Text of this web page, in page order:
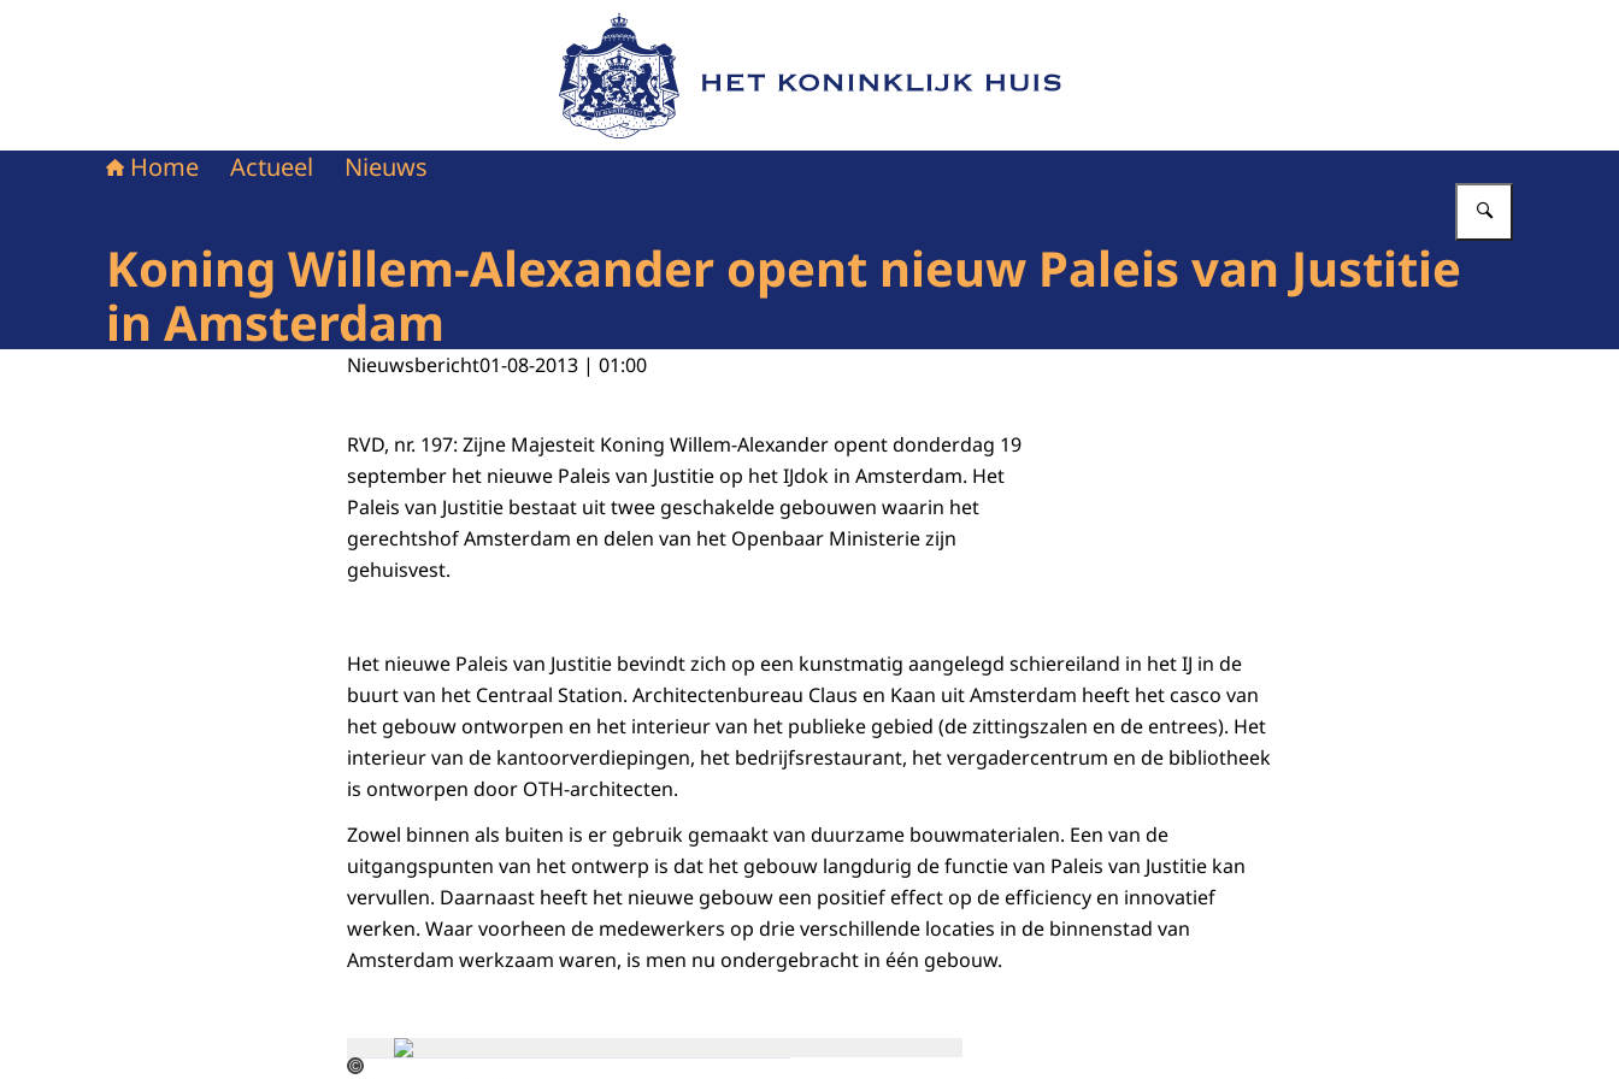
Naar de homepage van Het Koninklijk Huis
Home Actueel Nieuws
Koning Willem-Alexander opent nieuw Paleis van Justitie
in Amsterdam
Nieuwsbericht01-08-2013 | 01:00
RVD, nr. 197: Zijne Majesteit Koning Willem-Alexander opent donderdag 19
september het nieuwe Paleis van Justitie op het IJdok in Amsterdam. Het
Paleis van Justitie bestaat uit twee geschakelde gebouwen waarin het
gerechtshof Amsterdam en delen van het Openbaar Ministerie zijn
gehuisvest.
Het nieuwe Paleis van Justitie bevindt zich op een kunstmatig aangelegd schiereiland in het IJ in de
buurt van het Centraal Station. Architectenbureau Claus en Kaan uit Amsterdam heeft het casco van
het gebouw ontworpen en het interieur van het publieke gebied (de zittingszalen en de entrees). Het
interieur van de kantoorverdiepingen, het bedrijfsrestaurant, het vergadercentrum en de bibliotheek
is ontworpen door OTH-architecten.
Zowel binnen als buiten is er gebruik gemaakt van duurzame bouwmaterialen. Een van de
uitgangspunten van het ontwerp is dat het gebouw langdurig de functie van Paleis van Justitie kan
vervullen. Daarnaast heeft het nieuwe gebouw een positief effect op de efficiency en innovatief
werken. Waar voorheen de medewerkers op drie verschillende locaties in de binnenstad van
Amsterdam werkzaam waren, is men nu ondergebracht in één gebouw.
©